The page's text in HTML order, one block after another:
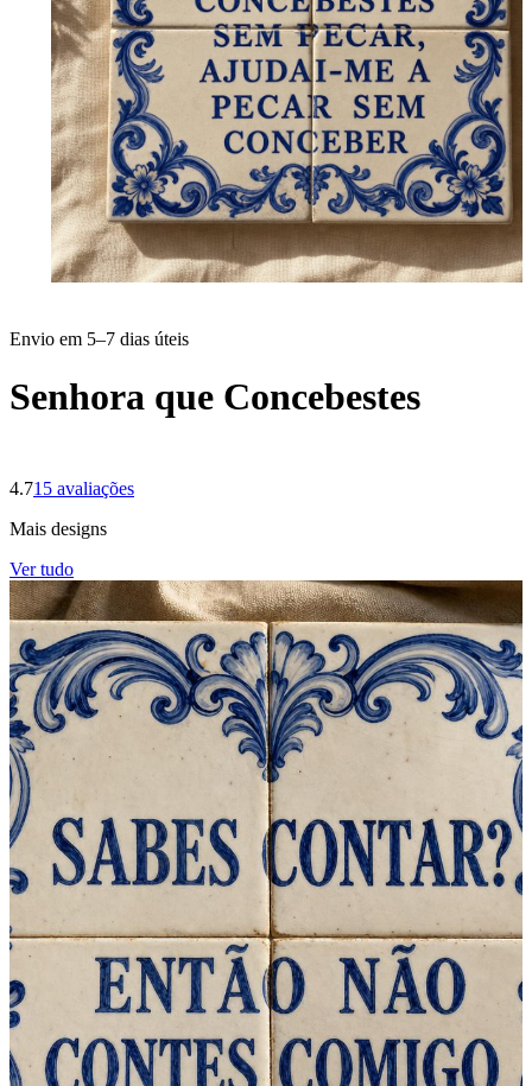
Envio em 5–7 dias úteis
Senhora que Concebestes
4.715 avaliações
Mais designs
Ver tudo